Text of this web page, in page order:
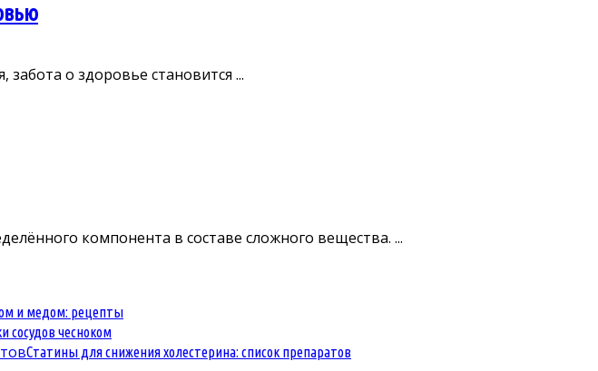
о здоровье становится ...
компонента в составе сложного вещества. ...
и медом: рецепты
сосудов чесноком
Статины для снижения холестерина: список препаратов